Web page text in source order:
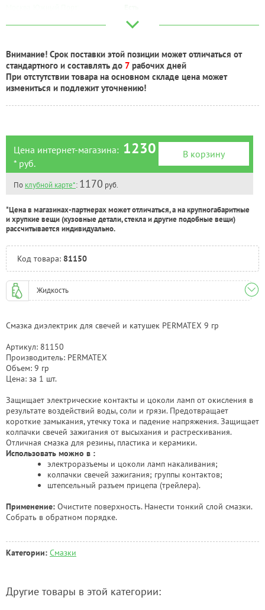
Под заказ
Самара:
Под заказ
Тверь:
Под заказ
Тюмень:
Под заказ
Внимание! Срок поставки этой позиции может отличаться от
стандартного и составлять до 7 рабочих дней
При отстутствии товара на основном складе цена может
измениться и подлежит уточнению!
Цена интернет-магазина: 1230
* руб.
В корзину
По клубной карте*: 1170 руб.
*Цена в магазинах-партнерах может отличаться, а на крупногабаритные
и хрупкие вещи (кузовные детали, стекла и другие подобные вещи)
рассчитывается индивидуально.
Код товара: 81150
Жидкость
Смазка диэлектрик для свечей и катушек PERMATEX 9 гр
Артикул: 81150
Производитель: PERMATEX
Объем: 9 гр
Цена: за 1 шт.
Защищает электрические контакты и цоколи ламп от окисления в
результате воздействий воды, соли и грязи. Предотвращает
короткие замыкания, утечку тока и падение напряжения. Защищает
колпачки свечей зажигания от высыхания и растрескивания.
Отличная смазка для резины, пластика и керамики.
Использовать можно в :
электроразъемы и цоколи ламп накаливания;
колпачки свечей зажигания; группы контактов;
штепсельный разъем прицепа (трейлера).
Применение: Очистите поверхность. Нанести тонкий слой смазки.
Собрать в обратном порядке.
Категории: Смазки
Другие товары в этой категории: